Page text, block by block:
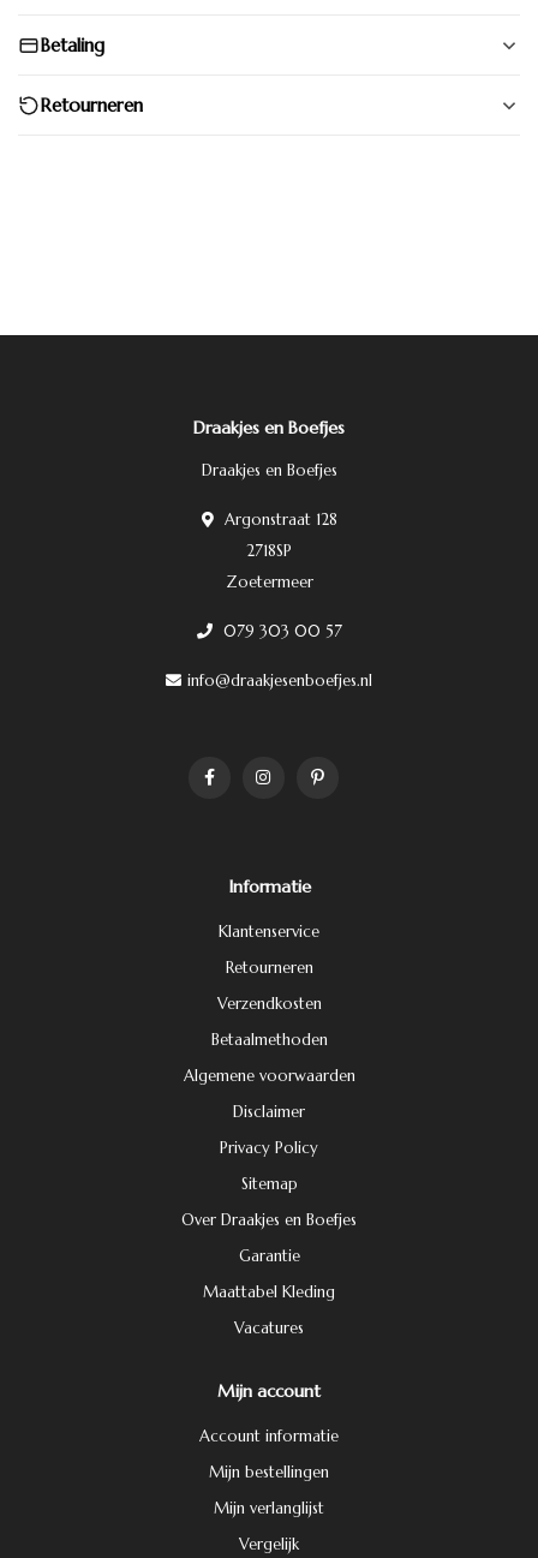
Betaling
Retourneren
Draakjes en Boefjes
Draakjes en Boefjes
Argonstraat 128
2718SP
Zoetermeer
079 303 00 57
info@draakjesenboefjes.nl
Informatie
Klantenservice
Retourneren
Verzendkosten
Betaalmethoden
Algemene voorwaarden
Disclaimer
Privacy Policy
Sitemap
Over Draakjes en Boefjes
Garantie
Maattabel Kleding
Vacatures
Mijn account
Account informatie
Mijn bestellingen
Mijn verlanglijst
Vergelijk